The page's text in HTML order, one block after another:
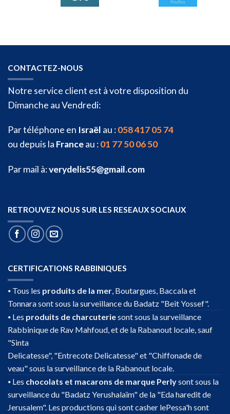
CONTACTEZ-NOUS
Notre service client est à votre disposition du
Dimanche au Vendredi:
Par téléphone en Israël au :058 417 05 74
ou depuis la Franceau :01 77 50 06 50
Par mail à:verydelis55@gmail.com
RETROUVEZ NOUS SUR LES RESEAUX SOCIAUX
CERTIFICATIONS RABBINIQUES
⦁ Tous les produits de la mer, Boutargues, Baccala et
Tonnara sont sous la surveillance du Badatz "Beit Yossef".
⦁ Les produits de charcuteriesont sous la surveillance
Rabbinique de Rav Mahfoud, et de la Rabanout locale, sauf
"Sinta
Delicatesse", "Entrecote Delicatesse" et "Chiffonade de
veau" sous la surveillance de la Rabanout locale.
⦁ Les chocolats et macarons de marque Perlysont sous la
surveillance du "Badatz Yerushalaïm" de la "Eda haredit de
Jerusalem". Les productions qui sont casher lePessa'h sont